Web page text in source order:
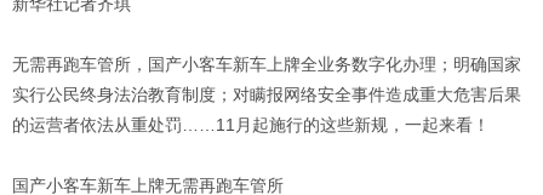
无需再跑车管所，国产小客车新车上牌全业务数字化办理；明确国家
实行公民终身法治教育制度；对瞒报网络安全事件造成重大危害后果
的运营者依法从重处罚……11月起施行的这些新规，一起来看！
国产小客车新车上牌无需再跑车管所